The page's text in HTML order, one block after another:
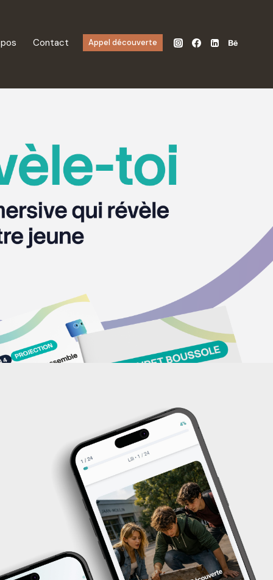
Contact Appel découverte